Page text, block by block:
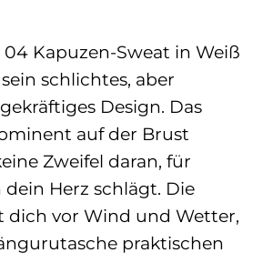
04 Kapuzen-Sweat in Weiß
schlichtes, aber
Design. Das
auf der Brust
Zweifel daran, für
Herz schlägt. Die
dich vor Wind und Wetter,
praktischen